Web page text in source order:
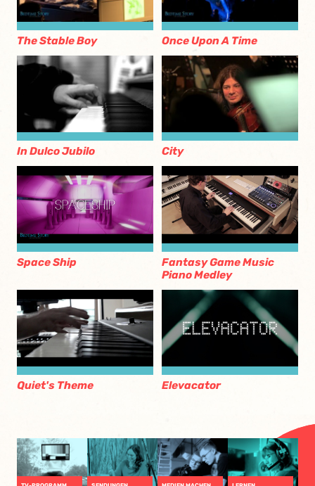
The Stable Boy Once Upon A Time
In Dulco Jubilo City
Space Ship
Fantasy Game Music
Piano Medley
Quiet's Theme Elevacator